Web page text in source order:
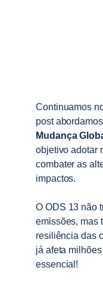
Continuamos
post
Mudança
objetivo adotar
combater as
impactos.
O ODS 13 não
emissões, mas
resiliência das
já afeta
essencial!